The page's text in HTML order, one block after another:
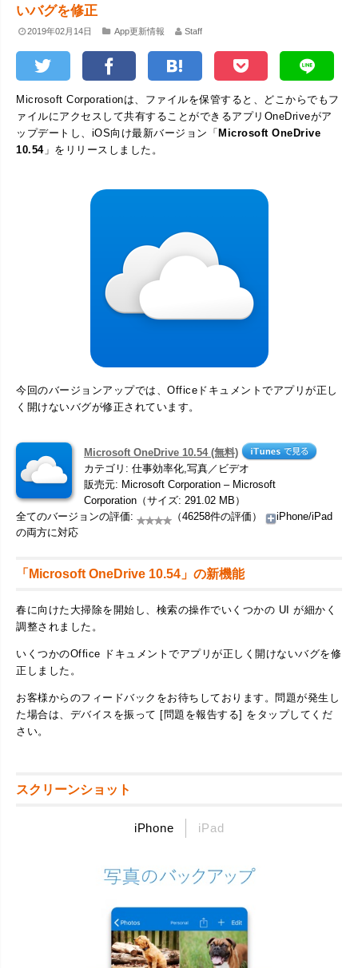
いバグを修正
2019年02月14日 App更新情報 Staff
Microsoft Corporationは、ファイルを保管すると、どこからでもフ
ァイルにアクセスして共有することができるアプリOneDriveがア
ップデートし、iOS向け最新バージョン「Microsoft OneDrive
10.54」をリリースしました。
今回のバージョンアップでは、Officeドキュメントでアプリが正し
く開けないバグが修正されています。
Microsoft OneDrive 10.54 (無料)
カテゴリ: 仕事効率化,写真／ビデオ
販売元: Microsoft Corporation – Microsoft
Corporation（サイズ: 291.02 MB）
全てのバージョンの評価:
（46258件の評価）
iPhone/iPad
の両方に対応
「Microsoft OneDrive 10.54」の新機能
春に向けた大掃除を開始し、検索の操作でいくつかの UI が細かく
調整されました。
いくつかのOffice ドキュメントでアプリが正しく開けないバグを修
正しました。
お客様からのフィードバックをお待ちしております。問題が発生し
た場合は、デバイスを振って [問題を報告する] をタップしてくだ
さい。
スクリーンショット
iPhone iPad